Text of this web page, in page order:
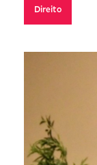
Direito